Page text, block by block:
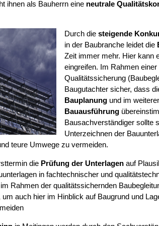
ihnen als Bauherrn eine neutrale
Durch die steigende
in der Baubranche leidet die
Zeit immer mehr. Hier kann
eingreifen. Im Rahmen einer
Qualitätssicherung
Baugutachter sicher, dass
Bauplanungund im
Bauausführung
Bausachverständiger sollte
Unterzeichnen der
teure Umwege zu vermeiden.
die Prüfung der Unterlagenauf
in fachtechnischer und
Rahmen der qualitätssichernden
auch hier im Hinblick auf Baugrund und